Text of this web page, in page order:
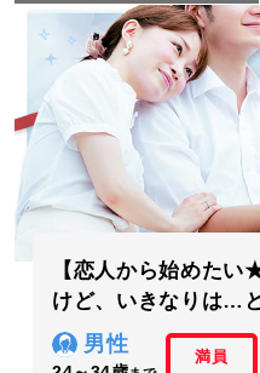
【恋人から始めた
けど、いきなりは…
男性
満員